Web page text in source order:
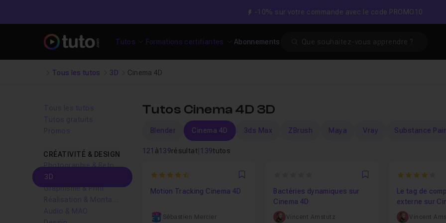
-10% sur votre commande avec le code PROMO10
Tutos Formations certifiantes Abonnements
Tous les tutos 3D Cinema 4D
Tous les tutos
Tutos gratuits
Promos
CRÉATIVITÉ & DESIGN
Photographie & Retouche
3D
Graphisme & Print
Audio & MAO
Tutos Cinema 4D 3D
Blender Cinema 4D 3ds Max ZBrush Maya Vray Substance
121 à139résultat| 139tutos
4.8 Favori
Motion Tracking Cinema 4D
Sébastien Mercier
Favori
Bactéries dynamiques sur
Cinema 4D
Vincent Amstutz
4
Le tag de
externe sur
After Effects
Vincent